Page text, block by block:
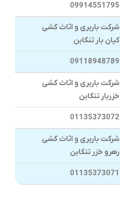
09914551795
شرکت باربری و اثاث کشی
کیان بار تنکابن
09118948789
شرکت باربری و اثاث کشی
خزربار تنکابن
01135373072
شرکت باربری و اثاث کشی
رهرو خزر تنکابن
01135373071